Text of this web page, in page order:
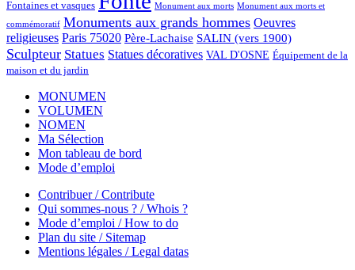
Fontaines et vasques Monument aux morts Monument aux morts et
commémoratif Monuments aux grands hommes Oeuvres
religieuses Paris 75020 Père-Lachaise SALIN (vers 1900)
Sculpteur Statues Statues décoratives VAL D'OSNE Équipement de la
maison et du jardin
MONUMEN
VOLUMEN
NOMEN
Ma Sélection
Mon tableau de bord
Mode d’emploi
Contribuer / Contribute
Qui sommes-nous ? / Whois ?
Mode d’emploi / How to do
Plan du site / Sitemap
Mentions légales / Legal datas